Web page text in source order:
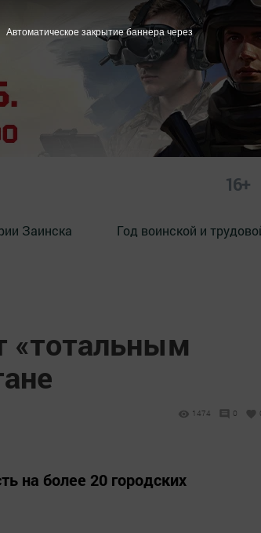
16+
Заинска Год воинской и
«тотальным
1474 0
на более 20 городских
Автоматическое закрытие баннера через